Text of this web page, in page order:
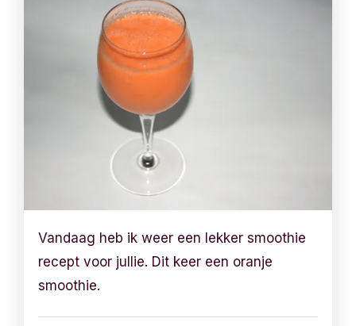
Vandaag heb ik weer een lekker smoothie
recept voor jullie. Dit keer een oranje
smoothie.